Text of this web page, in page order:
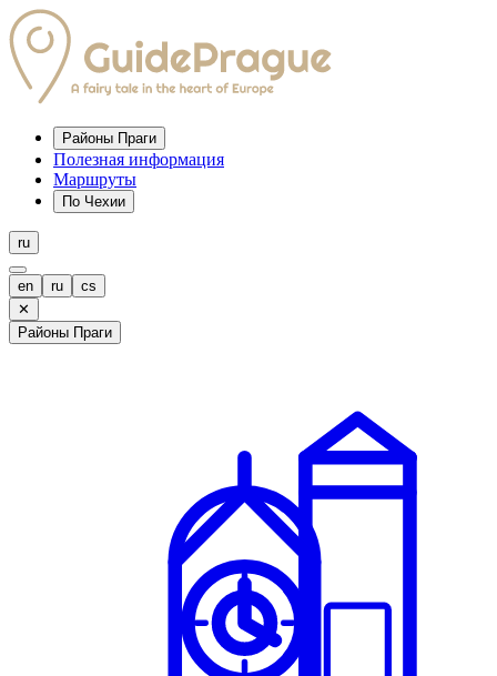
Районы Праги
Полезная информация
Маршруты
По Чехии
ru
en ru
cs
✕
Районы Праги